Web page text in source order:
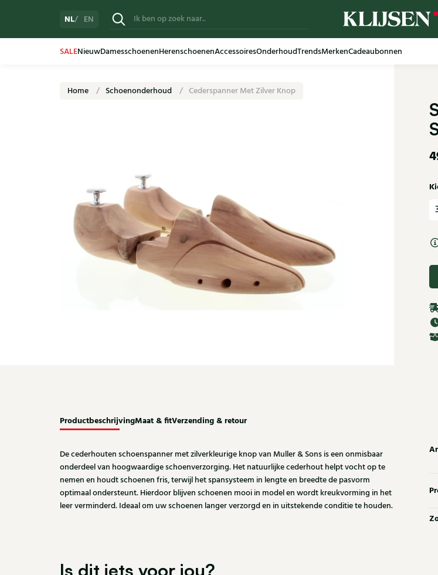
NL EN
SALENieuwDamesschoenenHerenschoenenAccessoiresOnderhoudTrendsMerkenCadeaubonnen
Home Schoenonderhoud Cederspanner Met Zilver Knop
ProductbeschrijvingMaat & fitVerzending & retour
De cederhouten schoenspanner met zilverkleurige knop van Muller & Sons is een onmisbaar
onderdeel van hoogwaardige schoenverzorging. Het natuurlijke cederhout helpt vocht op te
nemen en houdt schoenen fris, terwijl het spansysteem in lengte en breedte de pasvorm
optimaal ondersteunt. Hierdoor blijven schoenen mooi in model en wordt kreukvorming in het
leer verminderd. Ideaal om uw schoenen langer verzorgd en in uitstekende conditie te houden.
Is dit iets voor jou?